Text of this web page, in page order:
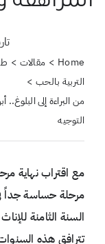
Home مقالات
التربية بالحب
من البراءة إلى
التوجيه
مع اقتراب نهاية
مرحلة حساسة جداً
السنة الثامنة
تترافق هذه